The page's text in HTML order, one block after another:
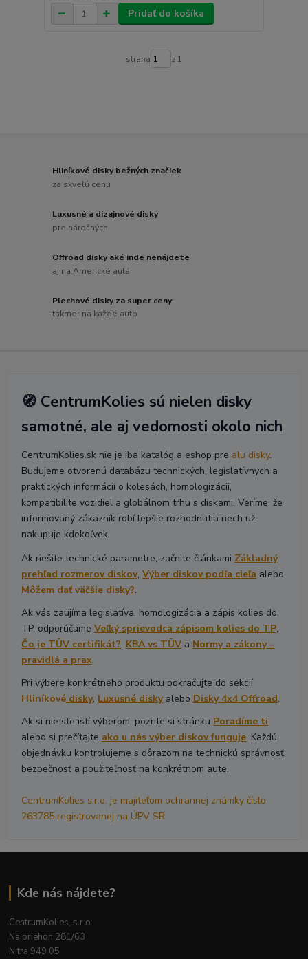
Pridať do košíka
strana z 1
Hliníkové disky bežných značiek
za skvelú cenu
Luxusné a dizajnové disky
pre náročných
Offroad disky aké inde nenájdete
aj na Americké autá
Plechové disky za super ceny
takmer na každé auto
🧭 CentrumKolies sú nielen disky
samotné, ale aj vedomosti okolo nich
CentrumKolies.sk nie je iba katalóg a eshop pre alu disky.
Budujeme otvorenú databázu technických, legislatívnych a
praktických informácií o kolesách, homologizácii,
kompatibilite vozidiel a globálnom trhu s diskami. Veríme, že
informovaný zákazník robí lepšie rozhodnutia nech už
nakupuje kdekoľvek.
Ak riešite technické parametre, začnite článkami Základný
prehľad rozmerov diskov,Výber diskov podľa cieľa alebo
Môžem dať väčšie disky?.
Ak vás zaujíma legislatíva, homologizácia a zápis kolies do
TP, odporúčameVeľký sprievodca zápisom kolies do TP,
Čo je TÜV certifikát?, KBA vs TÜV a Normy a zákony –
pravidlá a prax.
Pri výbere konkrétneho produktu pokračujte do sekcií
Hliníkové disky, Luxusné diskyalebo Disky 4x4 Offroad.
Ak si nie ste istí výberom, pozrite si stránku Poradíme ti
alebo si prečítajte ako u nás výber diskov funguje. Každú
objednávku kontrolujeme s dôrazom na technickú správnosť,
bezpečnosť a použiteľnosť na konkrétnom aute.
CentrumKolies s.r.o. je majiteľom ochrannej známky číslo
263785 registrovanej na ÚPV SR
Kde nás nájdete?
CentrumKolies, s.r.o.
Na priehon 281/63
Nitra 949 05